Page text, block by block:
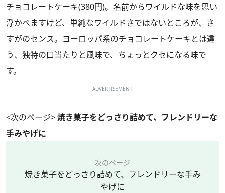
チョコレートケーキ(380円)。名前からワイルドな味を思い
浮かべますけど、単純なワイルドさではないところが、さ
すがのセンス。ヨーロッパ系のチョコレートケーキとは違
う、独特の口当たりと風味で、ちょっとクセになる味で
す。
ADVERTISEMENT
<次のページ>焼き菓子をどっさり詰めて、フレンドリーな
手みやげに
次のページ
焼き菓子をどっさり詰めて、フレンドリーな手み
やげに